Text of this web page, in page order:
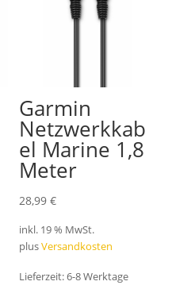
Garmin
Netzwerkkab
el Marine 1,8
Meter
28,99€
inkl. 19 % MwSt.
plusVersandkosten
Lieferzeit:6-8 Werktage